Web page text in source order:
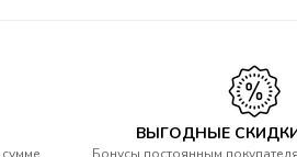
ВЫГОДНЫЕ